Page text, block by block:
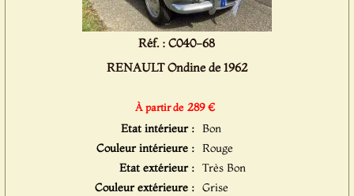
Réf. : C040-68
RENAULT Ondine de 1962
À partir de 289 €
Etat intérieur : Bon
Couleur intérieure : Rouge
Etat extérieur : Très Bon
Couleur extérieure : Grise